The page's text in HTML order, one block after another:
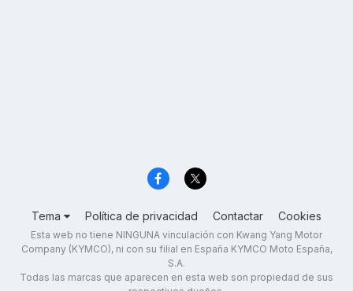
Tema Política de privacidad Contactar Cookies
Esta web no tiene NINGUNA vinculación con Kwang Yang Motor
Company (KYMCO), ni con su filial en España KYMCO Moto España,
S.A.
Todas las marcas que aparecen en esta web son propiedad de sus